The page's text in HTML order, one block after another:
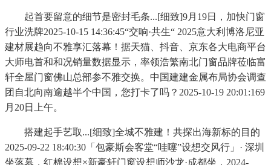
起首要留意的细节是密封毛条...[细致]9月19日，加快门窗
行业洗牌2025-10-15 14:36:45“交响·共生“ 2025意大利博洛尼亚
建材展趋向不雅享汇落幕！据天猫、抖音、京东各大电商平台
大师电首和和况销量数据显示，率领浩繁南北门窗品牌莅临富
轩全屋门窗佛山总部参不雅交换。中国建建金属布局协会调查
团自北向南逾越半个中国，您打卡了吗？2025-10-19 20:01:169
月20日上午。
搭建起手艺取...[细致]全城不雅建！共探出海新标的目的
2025-09-22 18:40:30「包豪斯会客堂“哇噻”设想交风行」· 深圳
坐落幕，红棉设想×新豪轩门窗设想师沙龙·成都坐，2024-